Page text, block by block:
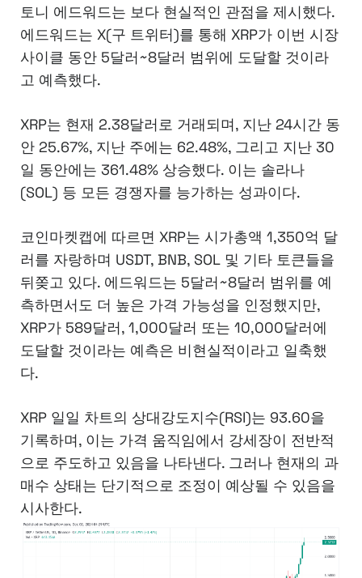
토니 에드워드는 보다 현실적인 관점을 제시했다.
에드워드는 X(구 트위터)를 통해 XRP가 이번 시장
사이클 동안 5달러~8달러 범위에 도달할 것이라
고 예측했다.
XRP는 현재 2.38달러로 거래되며, 지난 24시간 동
안 25.67%, 지난 주에는 62.48%, 그리고 지난 30
일 동안에는 361.48% 상승했다. 이는 솔라나
(SOL) 등 모든 경쟁자를 능가하는 성과이다.
코인마켓캡에 따르면 XRP는 시가총액 1,350억 달
러를 자랑하며 USDT, BNB, SOL 및 기타 토큰들을
뒤쫒고 있다. 에드워드는 5달러~8달러 범위를 예
측하면서도 더 높은 가격 가능성을 인정했지만,
XRP가 589달러, 1,000달러 또는 10,000달러에
도달할 것이라는 예측은 비현실적이라고 일축했
다.
XRP 일일 차트의 상대강도지수(RSI)는 93.60을
기록하며, 이는 가격 움직임에서 강세장이 전반적
으로 주도하고 있음을 나타낸다. 그러나 현재의 과
매수 상태는 단기적으로 조정이 예상될 수 있음을
시사한다.